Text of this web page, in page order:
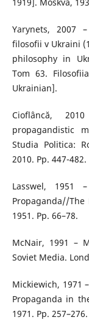
Yarynets, 2007
filosofii v Ukraini
philosophy in
Tom 63.
Ukrainian].
Cioflâncă,
propagandistic
Studia Politica:
2010. Pp. 447-482.
Lasswel, 1951
Propaganda//The
1951. Pp. 66–78.
McNair, 1991 –
Soviet Media.
Mickiewich, 1971
Propaganda in
1971. Pp. 257–276.